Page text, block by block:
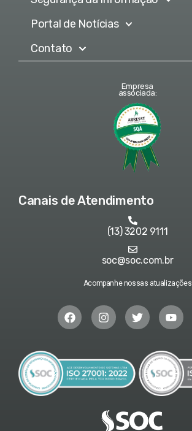
Portal de Notícias
Contato
Empresa
associada:
Canais de Atendimento
(13) 3202 9111
soc@soc.com.br
Acompanhe nossas atualizações